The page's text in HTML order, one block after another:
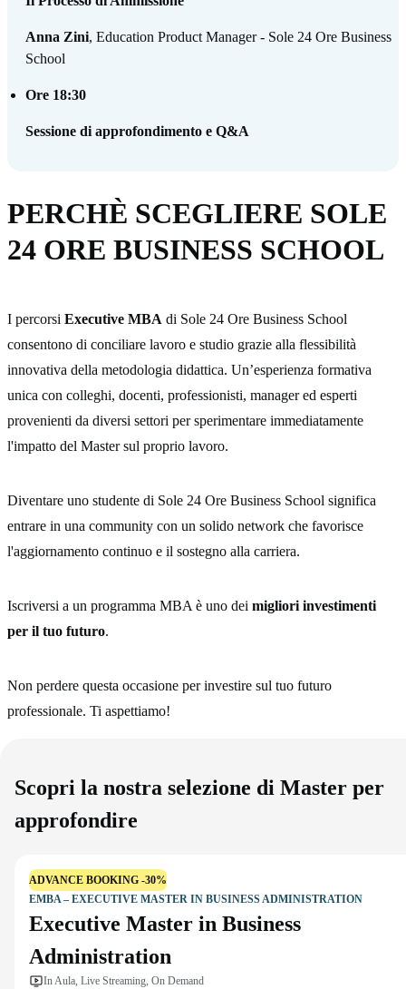
Anna Zini, Education Product Manager - Sole 24 Ore Business
School
Ore 18:30
Sessione di approfondimento e Q&A
PERCHÈ SCEGLIERE SOLE
24 ORE BUSINESS SCHOOL
I percorsi Executive MBA di Sole 24 Ore Business School
consentono di conciliare lavoro e studio grazie alla flessibilità
innovativa della metodologia didattica. Un’esperienza formativa
unica con colleghi, docenti, professionisti, manager ed esperti
provenienti da diversi settori per sperimentare immediatamente
l'impatto del Master sul proprio lavoro.
Diventare uno studente di Sole 24 Ore Business School significa
entrare in una community con un solido network che favorisce
l'aggiornamento continuo e il sostegno alla carriera.
Iscriversi a un programma MBA è uno dei migliori investimenti
per il tuo futuro.
Non perdere questa occasione per investire sul tuo futuro
professionale. Ti aspettiamo!
Scopri la nostra selezione di Master per
approfondire
ADVANCE BOOKING -30%
EMBA – EXECUTIVE MASTER IN BUSINESS ADMINISTRATION
Executive Master in Business
Administration
In Aula, Live Streaming, On Demand